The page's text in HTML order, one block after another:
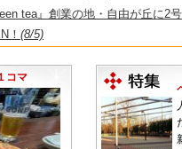
tea』創業の地・自由が丘に2
！ (8/5)
まとめ】
コマ